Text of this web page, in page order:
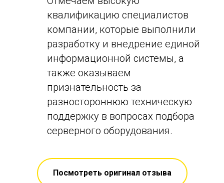
квалификацию специалистов
компании, которые выполнили
разработку и внедрение единой
информационной системы, а
также оказываем
признательность за
разностороннюю техническую
поддержку в вопросах подбора
серверного оборудования.
Посмотреть оригинал отзыва